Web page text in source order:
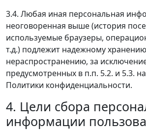
3.4. Любая иная персональная
неоговоренная выше (история
используемые браузеры,
т.д.) подлежит надежному
нераспространению, за
предусмотренных в п.п. 5.2. и 5.3.
Политики конфиденциальности.
4. Цели сбора
информации